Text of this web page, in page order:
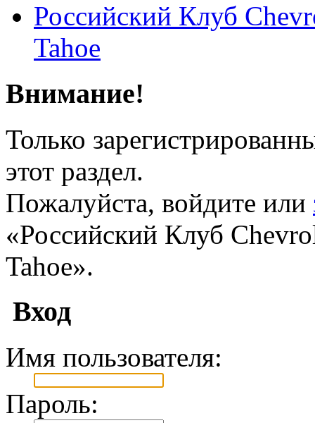
Российский Клуб
Tahoe
Внимание!
Только
этот раздел.
Пожалуйста, войдите или
«Российский Клуб
Tahoe».
Вход
Имя пользователя:
Пароль: